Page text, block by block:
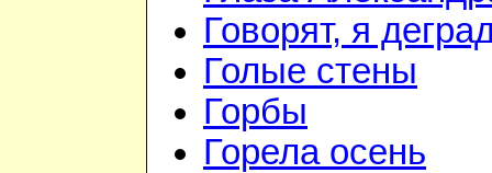
Говорят, я
Голые стены
Горбы
Горела осень